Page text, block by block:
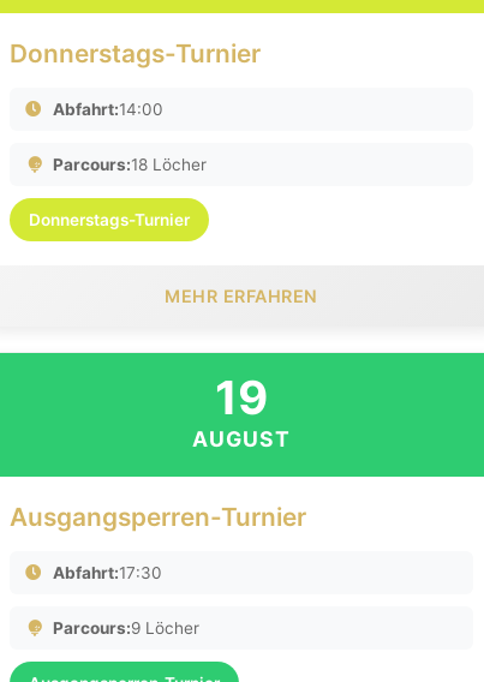
Donnerstags-Turnier
Abfahrt:14:00
Parcours:18 Löcher
Donnerstags-Turnier
MEHR ERFAHREN
19
AUGUST
Ausgangsperren-Turnier
Abfahrt:17:30
Parcours:9 Löcher